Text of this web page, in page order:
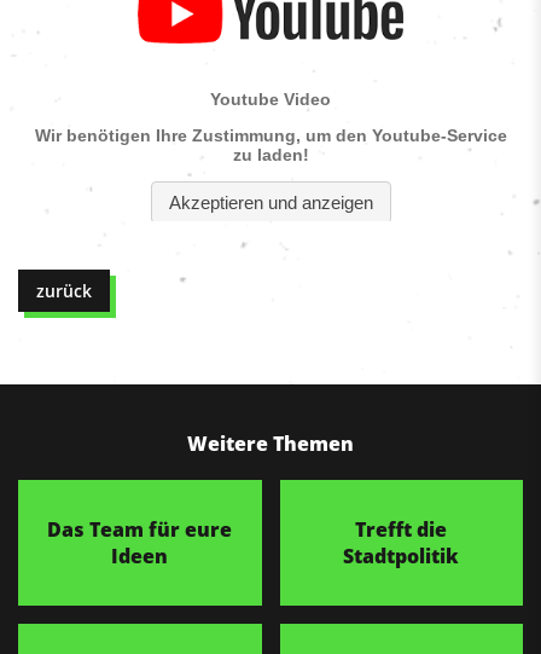
zurück
Weitere Themen
Das Team für eure
Ideen
Trefft die
Stadtpolitik